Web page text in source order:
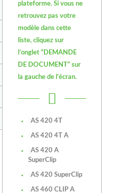
plateforme. Si vous ne
retrouvez pas votre
modèle dans cette
liste, cliquez sur
l’onglet “DEMANDE
DE DOCUMENT” sur
la gauche de l’écran.
AS 420 4T
AS 420 4T A
AS 420 A
SuperClip
AS 420 SuperClip
AS 460 CLIP A